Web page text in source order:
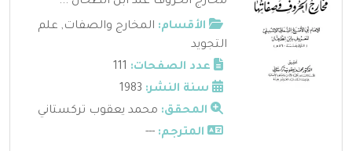
الأقسام: المخارج والصفات, علم
التجويد
عدد الصفحات:
سنة النشر:
المحقق: محمد يعقوب تركستاني
المترجم: ---